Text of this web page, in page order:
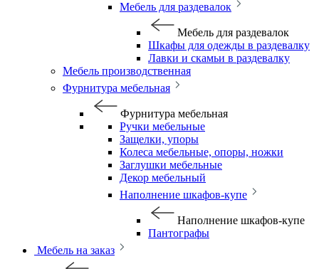
Мебель для раздевалок
Мебель для раздевалок
Шкафы для одежды в раздевалку
Лавки и скамьи в раздевалку
Мебель производственная
Фурнитура мебельная
Фурнитура мебельная
Ручки мебельные
Защелки, упоры
Колеса мебельные, опоры, ножки
Заглушки мебельные
Декор мебельный
Наполнение шкафов-купе
Наполнение шкафов-купе
Пантографы
Мебель на заказ